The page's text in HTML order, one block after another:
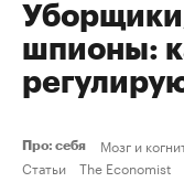
шпионы:
Про: себя
Мозг и
Статьи
The Economist